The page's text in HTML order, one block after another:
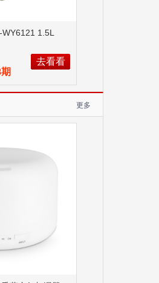
1.5L
去看看
更多